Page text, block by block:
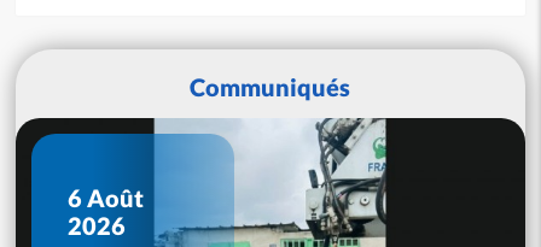
Communiqués
6 Août
2026